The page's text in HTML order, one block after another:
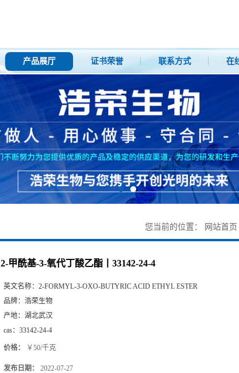
产品展厅 证书荣誉 联系方式 在
您当前的位置： 网站首页
2-甲酰基-3-氧代丁酸乙酯丨33142-24-4
英文名称： 2-FORMYL-3-OXO-BUTYRIC ACID ETHYL ESTER
品牌： 浩荣生物
产地： 湖北武汉
cas： 33142-24-4
价格： ￥50/千克
发布日期： 2022-07-27